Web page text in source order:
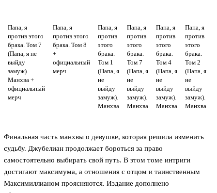
Папа, я
против этого
брака. Том 7
(Папа, я не
выйду
замуж).
Манхва +
официальный
мерч
Папа, я
против этого
брака. Том 8
+
официальный
мерч
Папа, я
против
этого
брака.
Том 1
(Папа, я
не
выйду
замуж).
Манхва
Папа, я
против
этого
брака.
Том 7
(Папа, я
не
выйду
замуж).
Манхва
Папа, я
против
этого
брака.
Том 4
(Папа, я
не
выйду
замуж).
Манхва
Папа, я
против
этого
брака.
Том 2
(Папа, я
не
выйду
замуж).
Манхва
Финальная часть манхвы о девушке, которая решила изменить
судьбу. Джубелиан продолжает бороться за право
самостоятельно выбирать свой путь. В этом томе интриги
достигают максимума, а отношения с отцом и таинственным
Максимиллианом проясняются. Издание дополнено